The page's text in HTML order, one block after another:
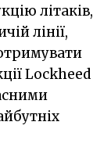
літаків,
лінії,
Lockheed